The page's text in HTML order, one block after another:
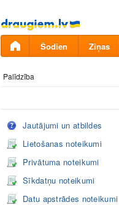
Pāriet
uz
saturu
Šodien Ziņas
Palīdzība
Jautājumi un atbildes
Lietošanas noteikumi
Privātuma noteikumi
Sīkdatņu noteikumi
Datu apstrādes noteikumi